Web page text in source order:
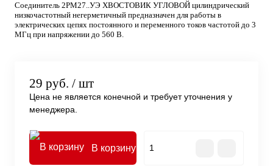
Соединитель 2РМ27..УЭ ХВОСТОВИК УГЛОВОЙ цилиндрический
низкочастотный негерметичный предназначен для работы в
электрических цепях постоянного и переменного токов частотой до 3
МГц при напряжении до 560 В.
29 руб. / шт
Цена не является конечной и требует уточнения у
менеджера.
В корзину